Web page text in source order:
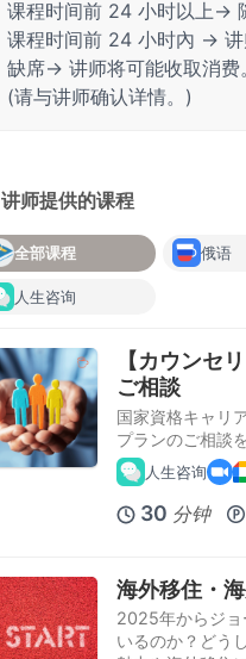
课程时间前 24 小时以上→
课程时间前 24 小时內 → 讲
缺席→ 讲师将可能收取消费。
(请与讲师确认详情。)
讲师提供的课程
全部课程 俄语
人生咨询
【カウンセ
ご相談
国家資格キャリ
プランのご相談
人生咨询
30 分钟
海外移住・
2025年からジョ
いるのか？どう